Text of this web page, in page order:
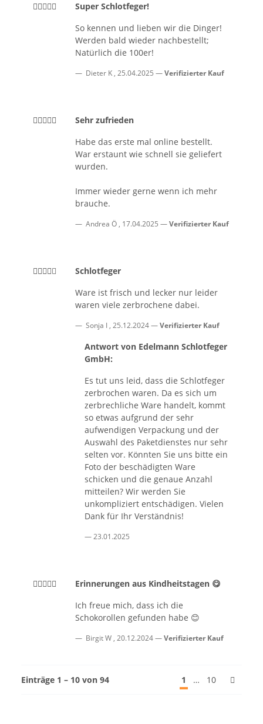
Super Schlotfeger!
So kennen und lieben wir die Dinger!
Werden bald wieder nachbestellt;
Natürlich die 100er!
Dieter K , 25.04.2025 Verifizierter Kauf
Sehr zufrieden
Habe das erste mal online bestellt.
War erstaunt wie schnell sie geliefert
wurden.
Immer wieder gerne wenn ich mehr
brauche.
Andrea Ö , 17.04.2025 Verifizierter Kauf
Schlotfeger
Ware ist frisch und lecker nur leider
waren viele zerbrochene dabei.
Sonja I , 25.12.2024 Verifizierter Kauf
Antwort von Edelmann Schlotfeger
GmbH:
Es tut uns leid, dass die Schlotfeger
zerbrochen waren. Da es sich um
zerbrechliche Ware handelt, kommt
so etwas aufgrund der sehr
aufwendigen Verpackung und der
Auswahl des Paketdienstes nur sehr
selten vor. Könnten Sie uns bitte ein
Foto der beschädigten Ware
schicken und die genaue Anzahl
mitteilen? Wir werden Sie
unkompliziert entschädigen. Vielen
Dank für Ihr Verständnis!
23.01.2025
Erinnerungen aus Kindheitstagen 😋
Ich freue mich, dass ich die
Schokorollen gefunden habe 😊
Birgit W , 20.12.2024 Verifizierter Kauf
Einträge 1 – 10 von 94 1 … 10